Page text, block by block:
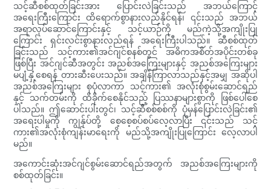
သင့်ဆီစစ်ထုတ်ခြင်းအား ပြောင်းလဲခြင်းသည် အဘယ်ကြောင့်
အရေးကြီးကြောင်း ထိရောက်စွာနားလည်နိုင်ရန်၊ ၎င်းသည် အဘယ်
အရာလုပ်ဆောင်ကြောင်းနှင့် သင့်ယာဉ်ကို မည်ကဲ့သို့အကျိုးပြု
ကြောင်း ရှင်းလင်းစွာနားလည်ရန် အရေးကြီးပါသည်။ ဆီစစ်ထုတ်
ခြင်းသည် သင့်ကား၏အင်ဂျင်စနစ်တွင် အဓိကအစိတ်အပိုင်းတစ်ခု
ဖြစ်ပြီး အင်ဂျင်ဆီအတွင်း အညစ်အကြေးများနှင့် အညစ်အကြေးများ
မပျံ့နှံ့စေရန် တားဆီးပေးသည်။ အချိန်ကြာလာသည်နှင့်အမျှ အဆိုပါ
အညစ်အကြေးများ စုပုံလာကာ သင့်ကား၏ အလုံးစုံစွမ်းဆောင်ရည်
နှင့် သက်တမ်းကို ထိခိုက်စေနိုင်သည့် ပြဿနာများစွာကို ဖြစ်ပေါ်စေ
ပါသည်။ ဤဆောင်းပါးတွင်၊ သင့်ဆီစစ်စစ်ကို ပုံမှန်ပြောင်းလဲခြင်း၏
အရေးပါမှုကို ကျွန်ုပ်တို့ စေ့စေ့စပ်စပ်လေ့လာပြီး ၎င်းသည် သင့်
ကား၏အလုံးစုံကျန်းမာရေးကို မည်သို့အကျိုးပြုကြောင်း လေ့လာပါ
မည်။
အကောင်းဆုံးအင်ဂျင်စွမ်းဆောင်ရည်အတွက် အညစ်အကြေးများကို
စစ်ထုတ်ခြင်း။